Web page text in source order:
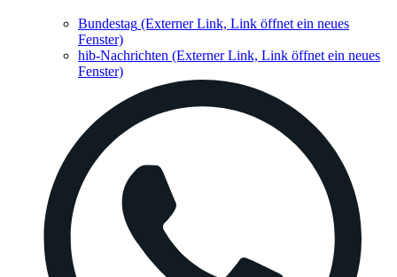
Bundestag (Externer Link, Link öffnet ein neues
Fenster)
hib-Nachrichten (Externer Link, Link öffnet ein neues
Fenster)